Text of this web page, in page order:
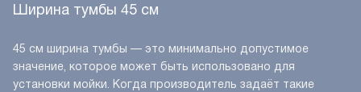
Ширина тумбы 45 см
45 см ширина тумбы — это минимально допустимое
значение, которое может быть использовано для
установки мойки. Когда производитель задаёт такие